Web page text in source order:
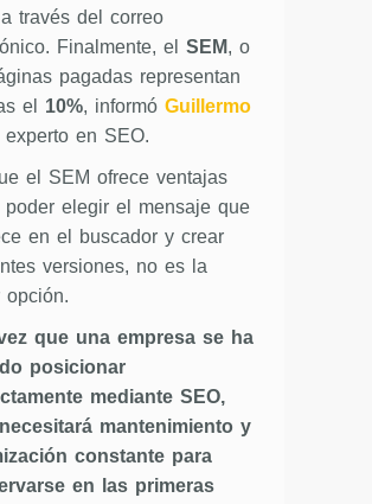
través del correo
Finalmente, el SEM, o
pagadas representan
el 10%, informó Guillermo
experto en SEO.
el SEM ofrece ventajas
poder elegir el mensaje que
en el buscador y crear
versiones, no es la
opción.
que una empresa se ha
posicionar
mediante SEO,
mantenimiento y
constante para
en las primeras